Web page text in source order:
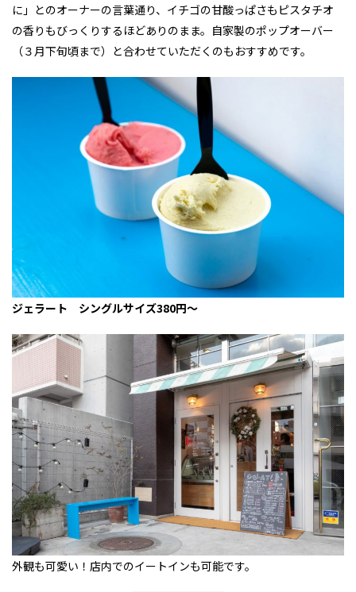
に」とのオーナーの言葉通り、イチゴの甘酸っぱさもピスタチオ
の香りもびっくりするほどありのまま。自家製のポップオーバー
（３月下旬頃まで）と合わせていただくのもおすすめです。
ジェラート シングルサイズ380円～
外観も可愛い！店内でのイートインも可能です。